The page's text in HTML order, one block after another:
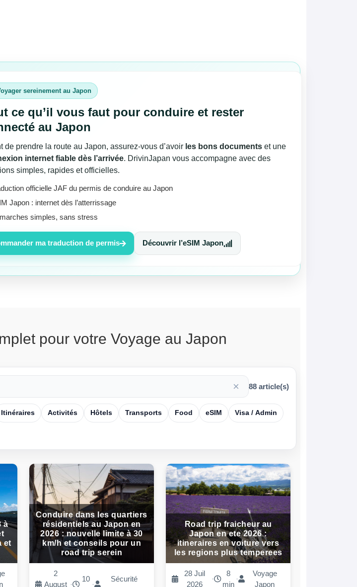
sereinement au Japon
ce qu’il vous faut pour conduire et rester
au Japon
de prendre la route au Japon, assurez-vous d’avoir les bons documentset une
internet fiable dès l’arrivée. DrivinJapan vous accompagne avec des
simples, rapides et officielles.
officielle JAF du permis de conduire au Japon
Japon : internet dès l’atterrissage
simples, sans stress
ma traduction de permis Découvrir l’eSIM Japon
pour votre Voyage au Japon
× 88 article(s)
Itinéraires Activités Hôtels Transports Food eSIM Visa / Admin
à
et
Conduire dans les quartiers
résidentiels au Japon en
2026 : nouvelle limite à 30
km/h et conseils pour un
road trip serein
2
August ·
10
·
Sécurité
Road trip fraicheur au
Japon en ete 2026 :
itineraires en voiture vers
les regions plus temperees
28 Juil
2026
·
8
min
·
Voyage
Japon